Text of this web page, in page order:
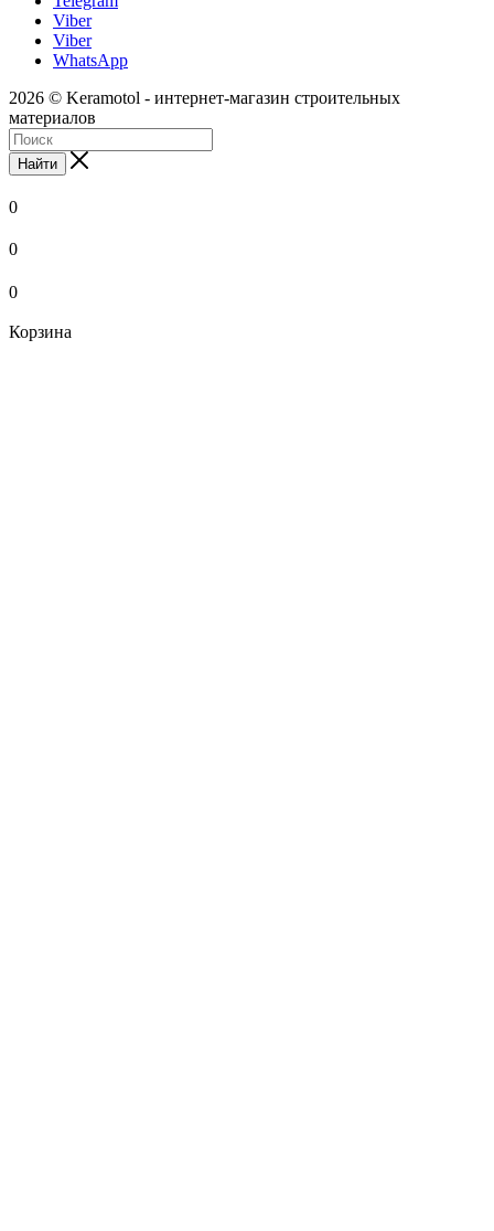
Viber
Viber
WhatsApp
2026 © Keramotol - интернет-магазин строительных
материалов
Найти
0
0
0
Корзина